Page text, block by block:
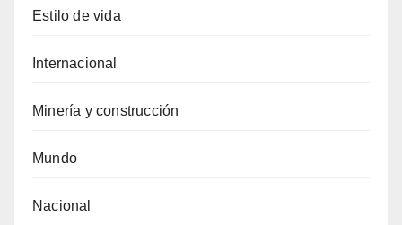
Estilo de vida
Internacional
Minería y construcción
Mundo
Nacional